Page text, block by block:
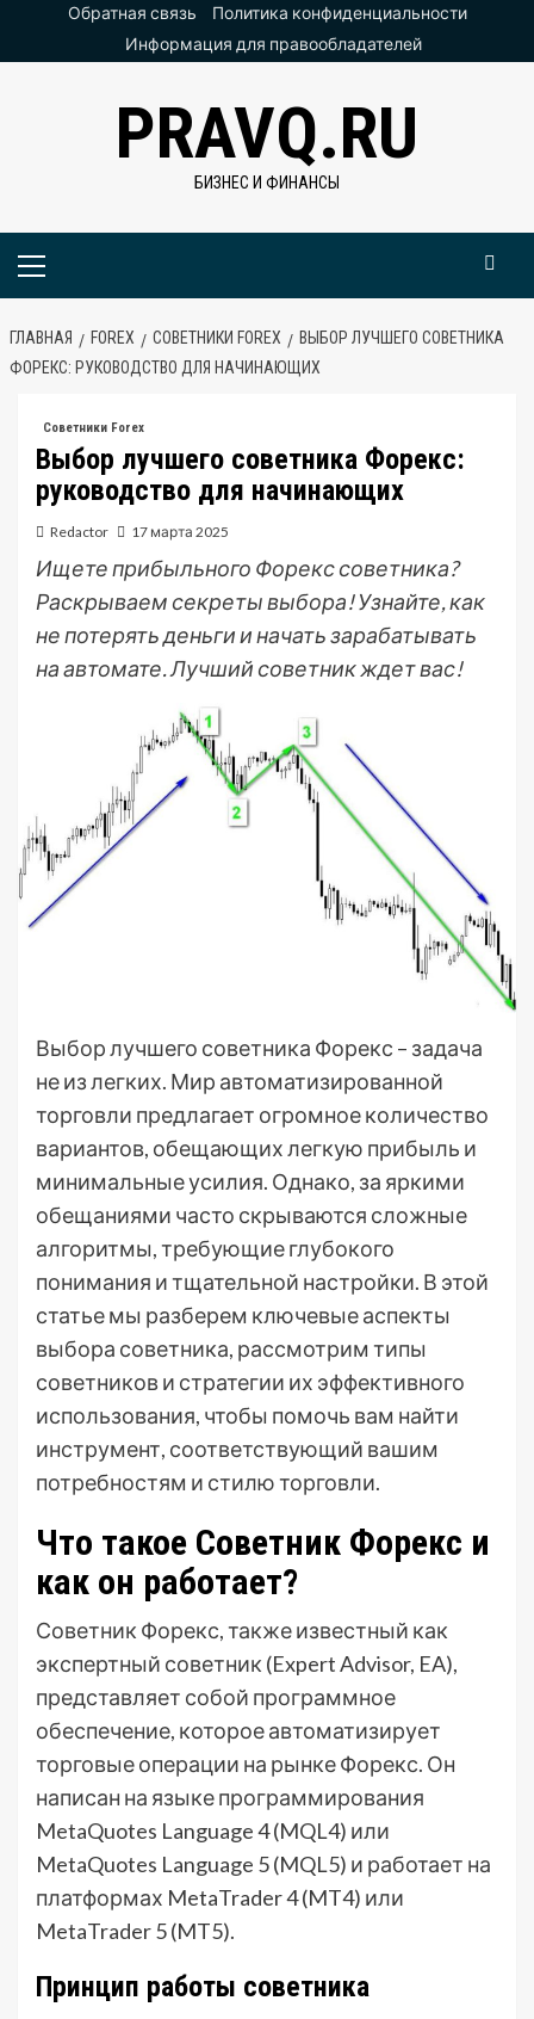
ПерейтиОбратная связь
Политика конфиденциальности
Информация для правообладателей
PRAVQ.RU
БИЗНЕС И ФИНАНСЫ
Основное
ГЛАВНАЯ FOREX СОВЕТНИКИ FOREX
ВЫБОР ЛУЧШЕГО СОВЕТНИКА
ФОРЕКС: РУКОВОДСТВО ДЛЯ НАЧИНАЮЩИХ
Советники Forex
Выбор лучшего советника Форекс:
руководство для начинающих
Redactor 17 марта 2025
Ищете прибыльного Форекс советника?
Раскрываем секреты выбора! Узнайте, как
не потерять деньги и начать зарабатывать
на автомате. Лучший советник ждет вас!
Выбор лучшего советника Форекс – задача
не из легких. Мир автоматизированной
торговли предлагает огромное количество
вариантов, обещающих легкую прибыль и
минимальные усилия. Однако, за яркими
обещаниями часто скрываются сложные
алгоритмы, требующие глубокого
понимания и тщательной настройки. В этой
статье мы разберем ключевые аспекты
выбора советника, рассмотрим типы
советников и стратегии их эффективного
использования, чтобы помочь вам найти
инструмент, соответствующий вашим
потребностям и стилю торговли.
Что такое Советник Форекс и
как он работает?
Советник Форекс, также известный как
экспертный советник (Expert Advisor, EA),
представляет собой программное
обеспечение, которое автоматизирует
торговые операции на рынке Форекс. Он
написан на языке программирования
MetaQuotes Language 4 (MQL4) или
MetaQuotes Language 5 (MQL5) и работает на
платформах MetaTrader 4 (MT4) или
MetaTrader 5 (MT5).
Принцип работы советника